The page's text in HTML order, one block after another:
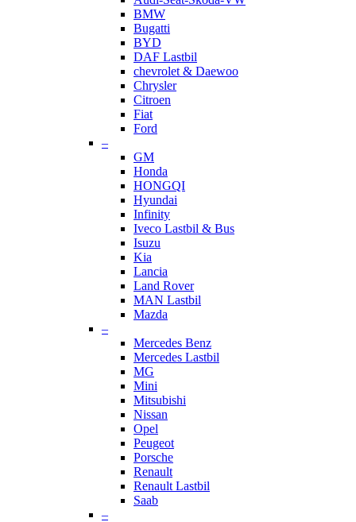
BMW
Bugatti
BYD
DAF Lastbil
chevrolet & Daewoo
Chrysler
Citroen
Fiat
Ford
–
GM
Honda
HONGQI
Hyundai
Infinity
Iveco Lastbil & Bus
Isuzu
Kia
Lancia
Land Rover
MAN Lastbil
Mazda
–
Mercedes Benz
Mercedes Lastbil
MG
Mini
Mitsubishi
Nissan
Opel
Peugeot
Porsche
Renault
Renault Lastbil
Saab
–